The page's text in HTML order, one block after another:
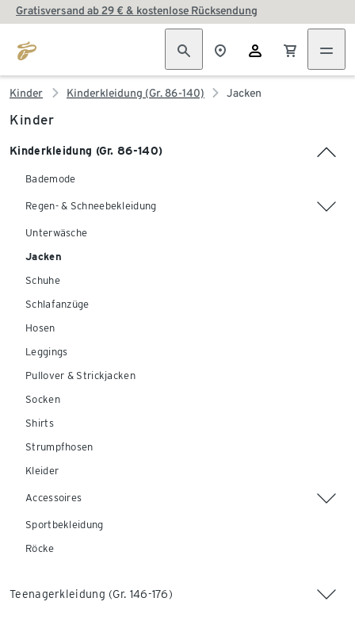
Gratisversand ab 29 € & kostenlose Rücksendung
Kinder Kinderkleidung (Gr. 86-140) Jacken
Kinder
Kinderkleidung (Gr. 86-140)
Bademode
Regen- & Schneebekleidung
Unterwäsche
Jacken
Schuhe
Schlafanzüge
Hosen
Leggings
Pullover & Strickjacken
Socken
Shirts
Strumpfhosen
Kleider
Accessoires
Sportbekleidung
Röcke
Teenagerkleidung (Gr. 146-176)